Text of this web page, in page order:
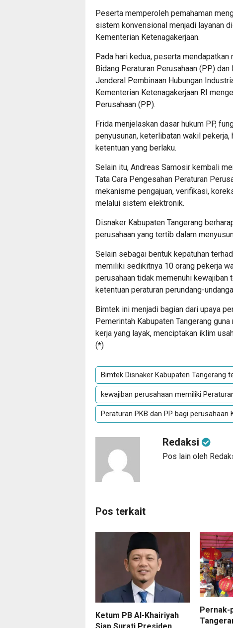
Peserta memperoleh pemahaman
sistem konvensional menjadi layanan
Kementerian Ketenagakerjaan.
Pada hari kedua, peserta mendapatkan
Bidang Peraturan Perusahaan (PP)
Jenderal Pembinaan Hubungan
Kementerian Ketenagakerjaan RI
Perusahaan (PP).
Frida menjelaskan dasar hukum PP,
penyusunan, keterlibatan wakil
ketentuan yang berlaku.
Selain itu, Andreas Samosir kembali
Tata Cara Pengesahan Peraturan
mekanisme pengajuan, verifikasi,
melalui sistem elektronik.
Disnaker Kabupaten Tangerang
perusahaan yang tertib dalam
Selain sebagai bentuk kepatuhan
memiliki sedikitnya 10 orang pekerja
perusahaan tidak memenuhi
ketentuan peraturan perundang-
Bimtek ini menjadi bagian dari upaya
Pemerintah Kabupaten Tangerang
kerja yang layak, menciptakan iklim
(*)
Bimtek Disnaker Kabupaten Tangerang
kewajiban perusahaan memiliki
Peraturan PKB dan PP bagi perusahaan
Redaksi
Pos lain oleh
Pos terkait
Ketum PB Al-Khairiyah
Pernak-